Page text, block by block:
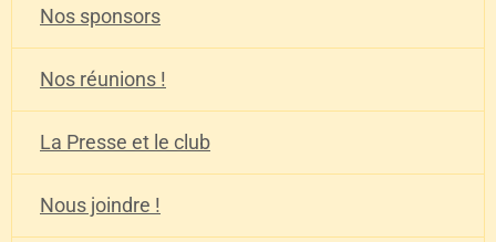
Nos sponsors
Nos réunions !
La Presse et le club
Nous joindre !